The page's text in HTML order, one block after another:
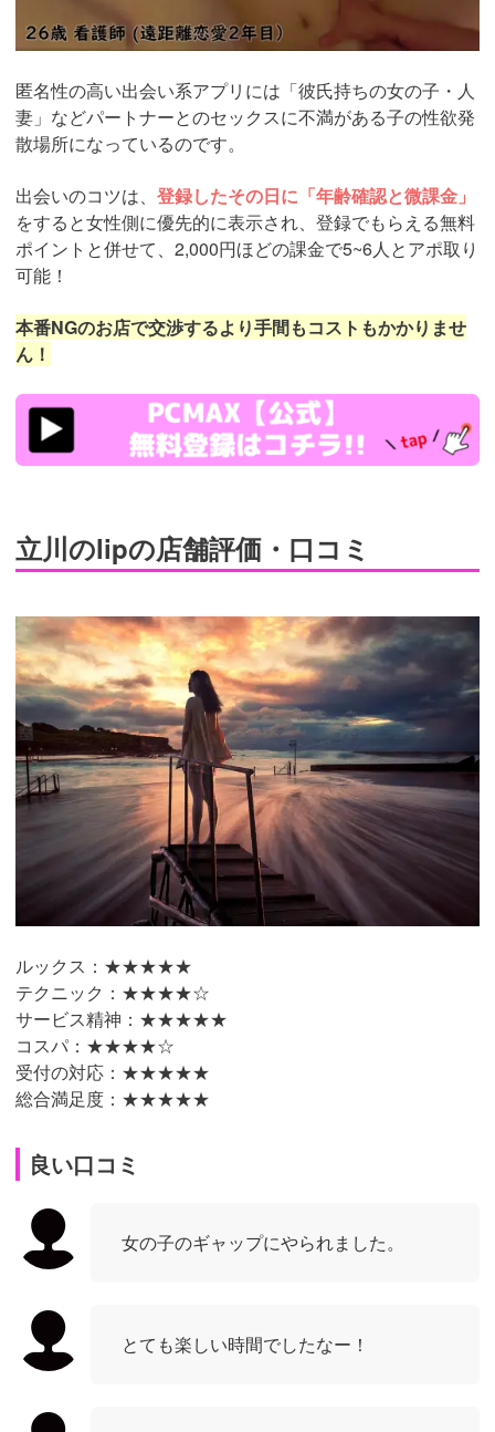
匿名性の高い出会い系アプリには「彼氏持ちの女の子・人
妻」などパートナーとのセックスに不満がある子の性欲発
散場所になっているのです。
出会いのコツは、 登録したその日に「年齢確認と微課金」
をすると女性側に優先的に表示され、登録でもらえる無料
ポイントと併せて、2,000円ほどの課金で5~6人とアポ取り
可能！
本番NGのお店で交渉するより手間もコストもかかりませ
ん！
https://pcmax.jp/lp/?
ad_id=rm307152
立川のlipの店舗評価・口コミ
ルックス：★★★★★
テクニック：★★★★☆
サービス精神：★★★★★
コスパ：★★★★☆
受付の対応：★★★★★
総合満足度：★★★★★
良い口コミ
女の子のギャップにやられました。
とても楽しい時間でしたなー！